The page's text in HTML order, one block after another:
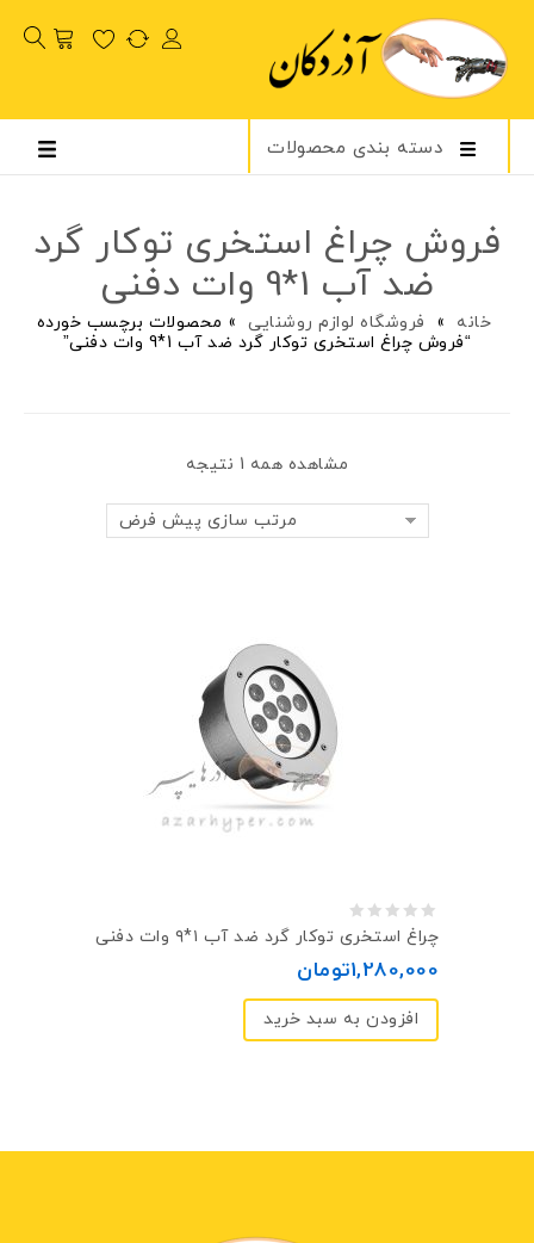
دسته بندی محصولات
فروش چراغ استخری توکار گرد
ضد آب 1*9 وات دفنی
خانه » فروشگاه لوازم روشنایی » محصولات برچسب خورده
“فروش چراغ استخری توکار گرد ضد آب 1*9 وات دفنی”
مشاهده همه 1 نتیجه
مرتب سازی پیش فرض
0
چراغ استخری توکار گرد ضد آب ۱*۹ وات دفنی
1,280,000تومان
افزودن به سبد خرید